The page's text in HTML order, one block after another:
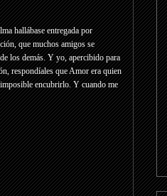
hallábase entregada por
que muchos amigos se
los demás. Y yo, apercibido para
respondíales que Amor era quien
encubrirlo. Y cuando me